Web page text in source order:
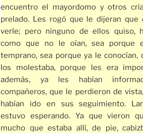
encuentro el mayordomo y otros
prelado. Les rogó que le dijeran que
verle; pero ninguno de ellos quiso,
como que no le oían, sea porque
temprano, sea porque ya le conocían,
los molestaba, porque les era
además, ya les habían
compañeros, que le perdieron de
habían ido en sus seguimiento.
estuvo esperando. Ya que vieron
mucho que estaba allí, de pie,